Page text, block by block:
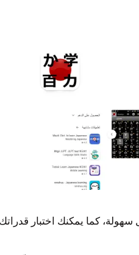
بكل سهولة، كما يمكنك اختبار